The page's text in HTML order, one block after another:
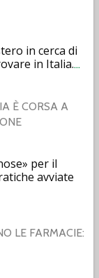
in cerca di
in Italia.…
È CORSA A
per il
avviate
LE FARMACIE: